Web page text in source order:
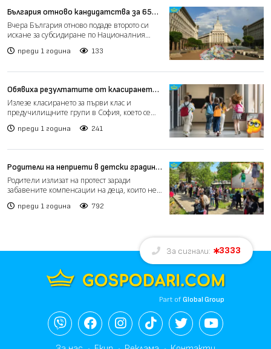
България отново кандидатства за 653
млн. евро по Плана за възстановяване и
устойчивост (видео)
Вчера България отново подаде второто си
искане за субсидиране по Националния
преди 1 година 133
Обявиха резултатите от класирането
за първи клас и предучилищните групи в
София
Излезе класирането за първи клас и
предучилищните групи в София, което се
преди 1 година 241
Родители на неприети в детски градини
деца излизат на протест заради
неизплатени компенсации
Родители излизат на протест заради
забавените компенсации на деца, които не
преди 1 година 792
За сигнали: 3333
Part ofGlobal Group